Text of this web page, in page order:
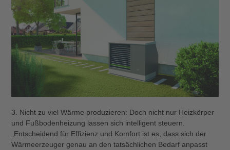
3. Nicht zu viel Wärme produzieren: Doch nicht nur Heizkörper
und Fußbodenheizung lassen sich intelligent steuern.
„Entscheidend für Effizienz und Komfort ist es, dass sich der
Wärmeerzeuger genau an den tatsächlichen Bedarf anpasst